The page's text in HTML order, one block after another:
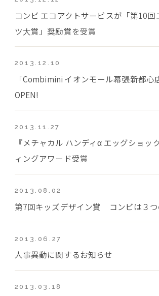
コンビ エコアクトサービスが「第10回
ツ大賞」奨励賞を受賞
2013.12.10
「Combimini イオンモール幕張新都心
OPEN!
2013.11.27
『メチャカル ハンディα エッグショッ
ィングアワード受賞
2013.08.02
第7回キッズデザイン賞 コンビは３つ
2013.06.27
人事異動に関するお知らせ
2013.03.18